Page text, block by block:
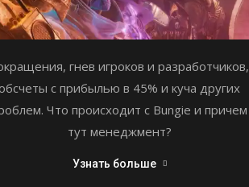
гнев игроков и разработчиков,
с прибылью в 45% и куча других
Что происходит с Bungie и причем
тут менеджмент?
Узнать больше